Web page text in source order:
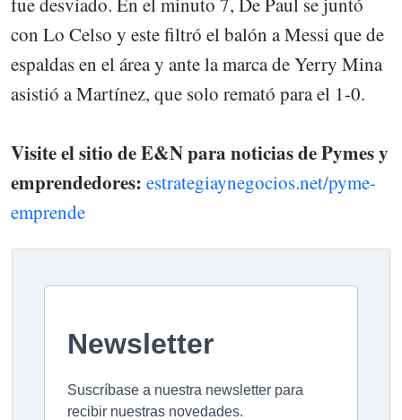
con Lo Celso y este filtró el balón a Messi que de
espaldas en el área y ante la marca de Yerry Mina
asistió a Martínez, que solo remató para el 1-0.
Visite el sitio de E&N para noticias de Pymes y
emprendedores: estrategiaynegocios.net/pyme-
emprende